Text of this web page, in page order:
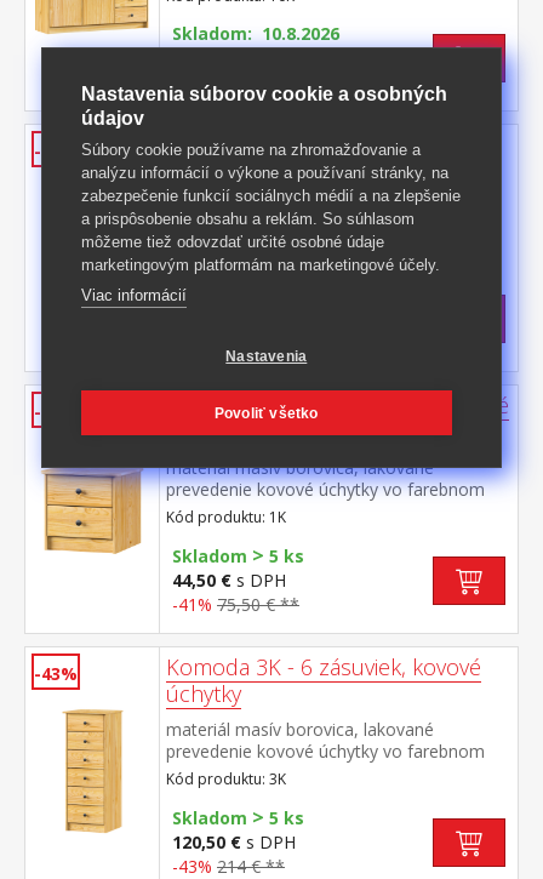
kovovými pojazdmi 2 dvierka, 1 variabilná
polica
Skladom: 10.8.2026
-35%
-36%
Komoda 2K - 3 zásuvky, kovové
úchytky
materiál masív borovica, lakované
prevedenie kovové úchytky vo farebnom
prevedení černená mosadz 3 zásuvky s
kovovými pojazdmi, hĺbka zásuvky 27,5 cm
Kód produktu: 2K
Skladom: 10.8.2026
-41%
Komoda 1K - 2 zásuvky lak, kovové
úchytky
materiál masív borovica, lakované
prevedenie kovové úchytky vo farebnom
prevedení černená mosadz 2 zásuvky s
kovovými pojazdmi, hĺbka zásuvky 27,5 cm
Kód produktu: 1K
Skladom > 5 ks
44,50 € s DPH
-41% 75,50 € **
-43%
Komoda 3K - 6 zásuviek, kovové
úchytky
materiál masív borovica, lakované
prevedenie kovové úchytky vo farebnom
prevedení černená mosadz 6 zásuviek s
kovovými pojazdmi, hĺbka zásuvky 27,5 cm
Kód produktu: 3K
Skladom > 5 ks
120,50 € s DPH
-43% 214 € **
Nastavenia súborov cookie a osobných
údajov
Súbory cookie používame na zhromažďovanie a
analýzu informácií o výkone a používaní stránky, na
zabezpečenie funkcií sociálnych médií a na zlepšenie
a prispôsobenie obsahu a reklám. So súhlasom
môžeme tiež odovzdať určité osobné údaje
marketingovým platformám na marketingové účely.
Viac informácií
Nastavenia
Povoliť všetko